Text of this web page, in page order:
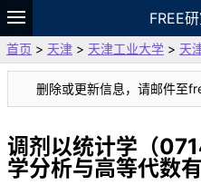
FREE
题库
故事 专题
VIP
资料
首页 > 天津 > 天津工业大学 > 天
删除或更新信息，请邮件至
调剂以统计学（
学分析与高等代数